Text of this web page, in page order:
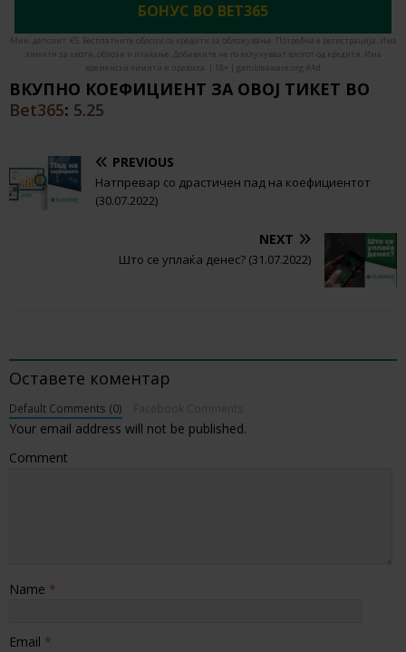
БОНУС ВО BET365
Мин. депозит: €5. Бесплатните облози се кредити за обложување. Потребна е регистрација. Има
лимити за квоти, облози и плаќање. Добивките не го вклучуваат влогот од кредити. Има
временски лимити и правила. | 18+ | gambleaware.org #Ad
ВКУПНО КОЕФИЦИЕНТ ЗА ОВОЈ ТИКЕТ ВО
Bet365: 5.25
PREVIOUS
Натпревар со драстичен пад на коефициентот
(30.07.2022)
NEXT
Што се уплаќа денес? (31.07.2022)
Оставете коментар
Default Comments (0)
Your email address will not be published.
Comment
Name *
Email *